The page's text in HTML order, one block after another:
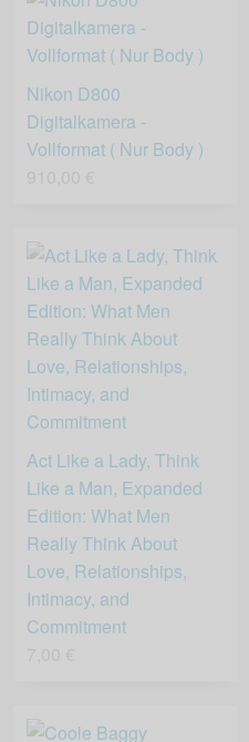
Nikon D800
Digitalkamera -
Vollformat ( Nur Body )
Act Like a Lady, Think
Like a Man, Expanded
Edition: What Men
Really Think About
Love, Relationships,
Intimacy, and
Commitment